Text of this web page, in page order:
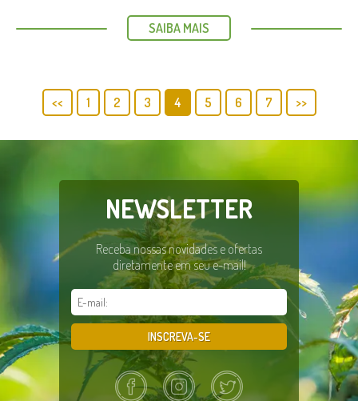
SAIBA MAIS
<< 1 2 3 4 5 6 7 >>
NEWSLETTER
Receba nossas novidades e ofertas
diretamente em seu e-mail!
INSCREVA-SE